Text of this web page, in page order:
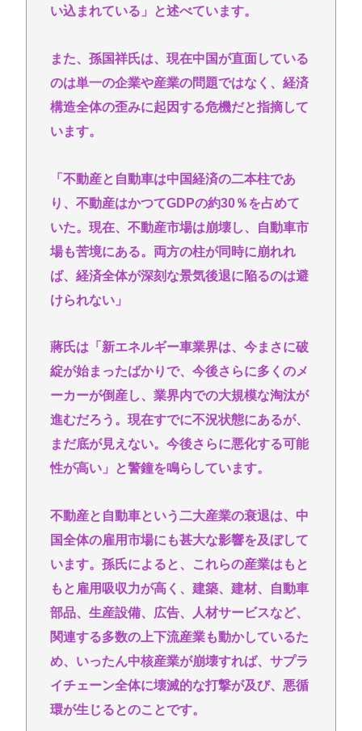
い込まれている」と述べています。
また、孫国祥氏は、現在中国が直面している
のは単一の企業や産業の問題ではなく、経済
構造全体の歪みに起因する危機だと指摘して
います。
「不動産と自動車は中国経済の二本柱であ
り、不動産はかつてGDPの約30％を占めて
いた。現在、不動産市場は崩壊し、自動車市
場も苦境にある。両方の柱が同時に崩れれ
ば、経済全体が深刻な景気後退に陥るのは避
けられない」
蔣氏は「新エネルギー車業界は、今まさに破
綻が始まったばかりで、今後さらに多くのメ
ーカーが倒産し、業界内での大規模な淘汰が
進むだろう。現在すでに不況状態にあるが、
まだ底が見えない。今後さらに悪化する可能
性が高い」と警鐘を鳴らしています。
不動産と自動車という二大産業の衰退は、中
国全体の雇用市場にも甚大な影響を及ぼして
います。孫氏によると、これらの産業はもと
もと雇用吸収力が高く、建築、建材、自動車
部品、生産設備、広告、人材サービスなど、
関連する多数の上下流産業も動かしているた
め、いったん中核産業が崩壊すれば、サプラ
イチェーン全体に壊滅的な打撃が及び、悪循
環が生じるとのことです。